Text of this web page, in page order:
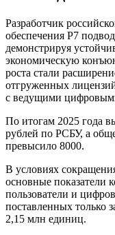
Разработчик
обеспечения Р7
демонстрируя
экономическую
роста стали
отгруженных лицензий
с ведущими
По итогам 2025 года
рублей по РСБУ, а
превысило 8000.
В условиях
основные показатели
пользователи и
поставленных только
2,15 млн единиц.